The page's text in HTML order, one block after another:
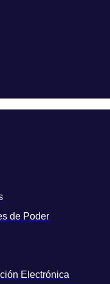
de Poder
Electrónica